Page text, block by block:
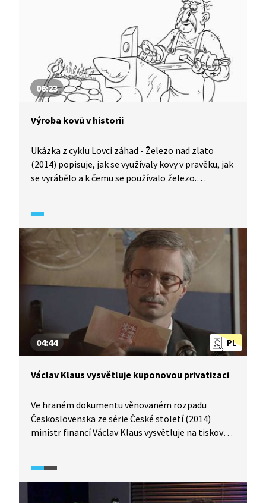
06:23
Výroba kovů v historii
Ukázka z cyklu Lovci záhad - Železo nad zlato
(2014) popisuje, jak se využívaly kovy v pravěku, jak
se vyrábělo a k čemu se používalo železo.
po výsledný produkt, tzv. lupu. Ukázka se věnuje
i výrobě železných hřiven na našem území,
vysvětluje, co jsou to hřivny a k čemu se ve své
době využívaly.
PL
04:44
Václav Klaus vysvětluje kuponovou privatizaci
Ve hraném dokumentu věnovaném rozpadu
Československa ze série České století (2014)
ministr financí Václav Klaus vysvětluje na tiskové